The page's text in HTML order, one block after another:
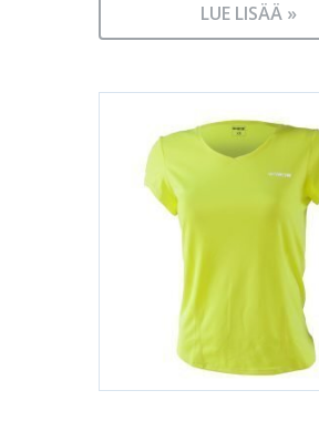
LUE LISÄÄ »